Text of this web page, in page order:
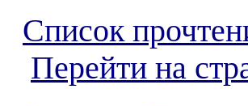
Список
Перейти на